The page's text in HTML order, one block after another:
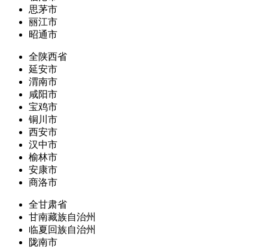
思茅市
丽江市
昭通市
全陕西省
延安市
渭南市
咸阳市
宝鸡市
铜川市
西安市
汉中市
榆林市
安康市
商洛市
全甘肃省
甘南藏族自治州
临夏回族自治州
陇南市